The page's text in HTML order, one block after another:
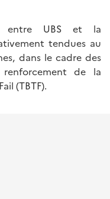
entre UBS et la
tendues au
dans le cadre des
de la
(TBTF).